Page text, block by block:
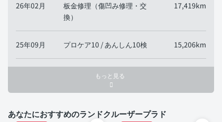
26年02月
板金修理（傷凹み修理・交
換）
17,419km
25年09月 プロケア10 / あんしん10検 15,206km
もっと見る
あなたにおすすめのランドクルーザープラド